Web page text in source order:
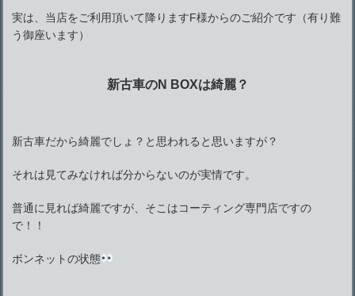
実は、当店をご利用頂いて降りますF様からのご紹介です（有り難
う御座います）
新古車のN BOXは綺麗？
新古車だから綺麗でしょ？と思われると思いますが？
それは見てみなければ分からないのが実情です。
普通に見れば綺麗ですが、そこはコーティング専門店ですの
で！！
ボンネットの状態